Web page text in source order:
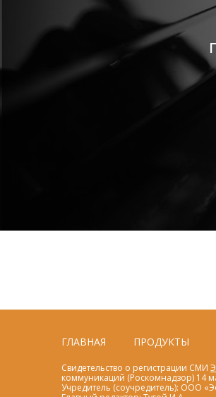
ГЛАВНАЯ ПРОДУКТЫ
Свидетельство о регистрации СМИ
коммуникаций (Роскомнадзор) 14
Учредитель (соучредитель): ООО